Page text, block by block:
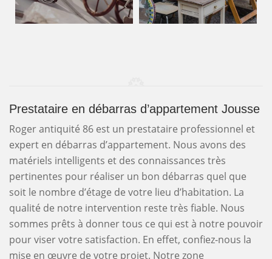
Prestataire en débarras d’appartement Jousse
Roger antiquité 86 est un prestataire professionnel et
expert en débarras d’appartement. Nous avons des
matériels intelligents et des connaissances très
pertinentes pour réaliser un bon débarras quel que
soit le nombre d’étage de votre lieu d’habitation. La
qualité de notre intervention reste très fiable. Nous
sommes prêts à donner tous ce qui est à notre pouvoir
pour viser votre satisfaction. En effet, confiez-nous la
mise en œuvre de votre projet. Notre zone